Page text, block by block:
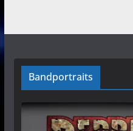
Bandportraits